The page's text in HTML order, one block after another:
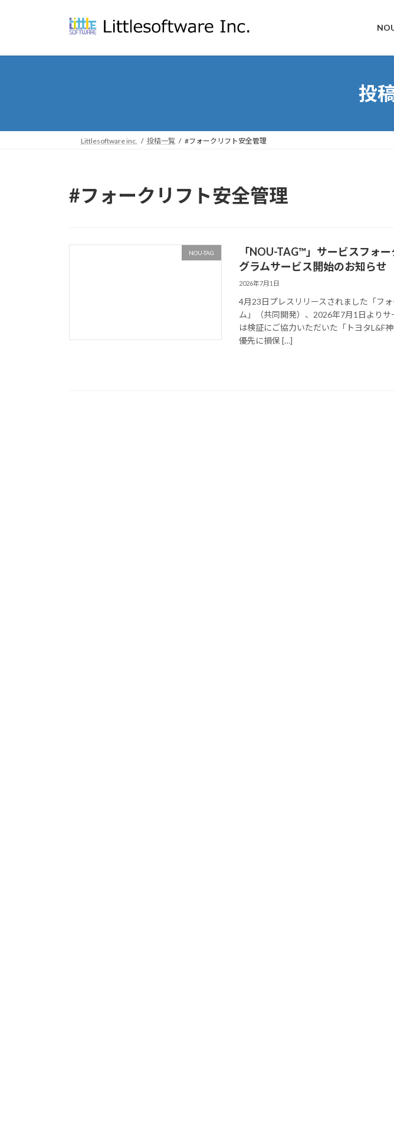
プ
動
投
Littlesoftware inc. 投稿一覧 #フォークリフト安全管理
#フォークリフト安全管理
NOU-TAG
「NOU-TAG™」サービスフォ
グラムサービス開始のお知らせ
2026年7月1日
4月23日プレスリリースされました「フ
ム」（共同開発）、2026年7月1日より
は検証にご協力いただいた「トヨタL&F
優先に損保 […]